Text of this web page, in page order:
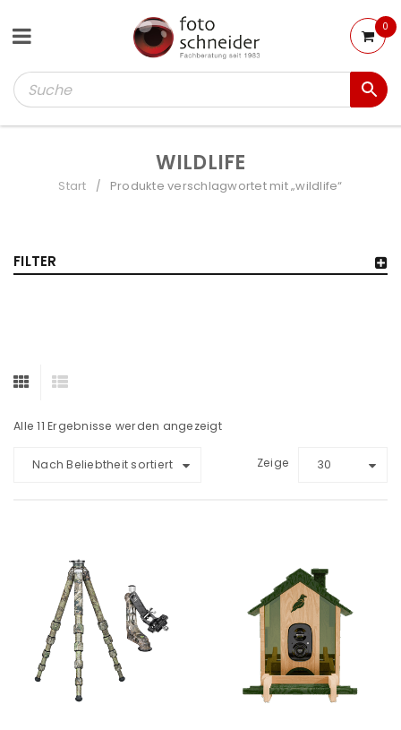
0
WILDLIFE
Start / Produkte verschlagwortet mit „wildlife“
FILTER
Alle 11 Ergebnisse werden angezeigt
Nach Beliebtheit sortiert Zeige 30